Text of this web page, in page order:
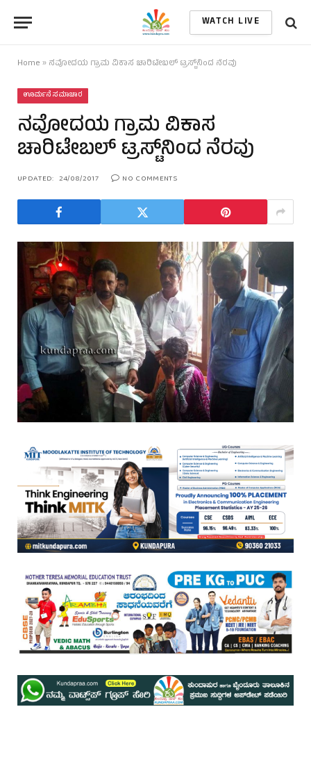
WATCH LIVE
Home » ನವೋದಯ ಗ್ರಾಮ ವಿಕಾಸ ಚಾರಿಟೇಬಲ್ ಟ್ರಸ್ಟ್‌ನಿಂದ ನೆರವು
ಊರ್ಮನೆ ಸಮಾಚಾರ
ನವೋದಯ ಗ್ರಾಮ ವಿಕಾಸ
ಚಾರಿಟೇಬಲ್ ಟ್ರಸ್ಟ್‌ನಿಂದ ನೆರವು
UPDATED: 24/08/2017 NO COMMENTS